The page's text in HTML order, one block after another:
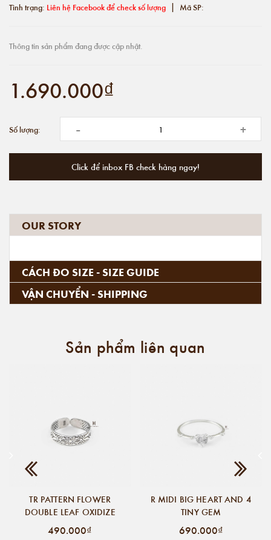
Tình trạng: Liên hệ Facebook để check số lượng | Mã SP:
Thông tin sản phẩm đang được cập nhật.
1.690.000₫
Số lượng: - +
Click để inbox FB check hàng ngay!
OUR STORY
CÁCH ĐO SIZE - SIZE GUIDE
VẬN CHUYỂN - SHIPPING
Sản phẩm liên quan
TR PATTERN FLOWER
DOUBLE LEAF OXIDIZE
490.000₫
R MIDI BIG HEART AND 4
TINY GEM
690.000₫